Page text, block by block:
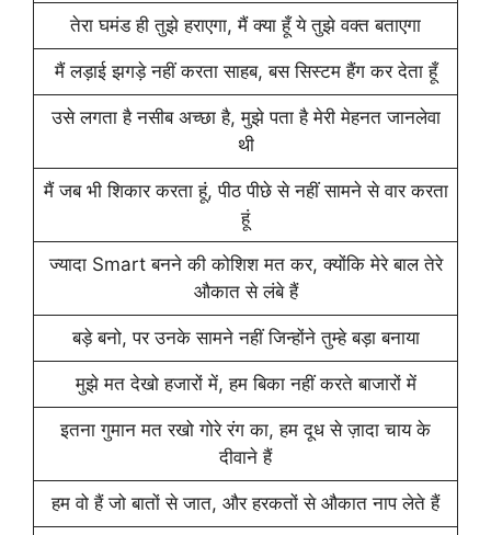
तेरा घमंड ही तुझे हराएगा, मैं क्या हूँ ये तुझे वक्‍त बताएगा
मैं लड़ाई झगड़े नहीं करता साहब, बस सिस्टम हैंग कर देता हूँ
उसे लगता है नसीब अच्छा है, मुझे पता है मेरी मेहनत जानलेवा
थी
मैं जब भी शिकार करता हूं, पीठ पीछे से नहीं सामने से वार करता
हूं
ज्यादा ‎Smart बनने की कोशिश मत कर, क्योंकि मेरे ‎बाल तेरे
‎औकात से लंबे हैं
बड़े बनो, पर उनके सामने नहीं जिन्होंने तुम्हे बड़ा बनाया
मुझे मत देखो हजारों में, हम बिका नहीं करते बाजारों में
इतना गुमान मत रखो गोरे रंग का, हम दूध से ज़ादा चाय के
दीवाने हैं
हम वो हैं जो बातों से जात, और हरकतों से औकात नाप लेते हैं